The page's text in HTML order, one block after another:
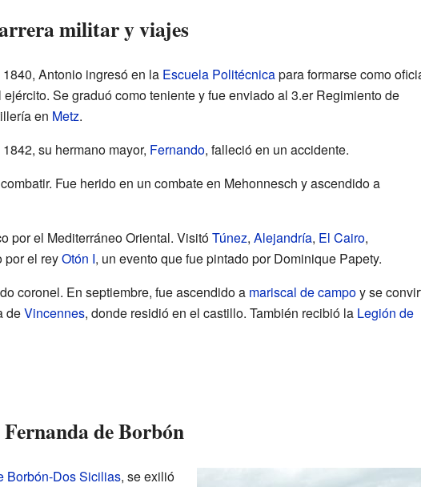
militar y viajes
1840, Antonio ingresó en la Escuela Politécnicapara formarse como
ejército. Se graduó como teniente y fue enviado al 3.er Regimiento de
en Metz.
1842, su hermano mayor, Fernando, falleció en un accidente.
Fue herido en un combate en Mehonnesch y ascendido a
por el Mediterráneo Oriental. VisitóTúnez, Alejandría, El Cairo,
por el reyOtón I, un evento que fue pintado por Dominique Papety.
coronel. En septiembre, fue ascendido a mariscal de campoy se
deVincennes, donde residió en el castillo. También recibió la Legión de
de Borbón
Borbón-Dos Sicilias, se exilió